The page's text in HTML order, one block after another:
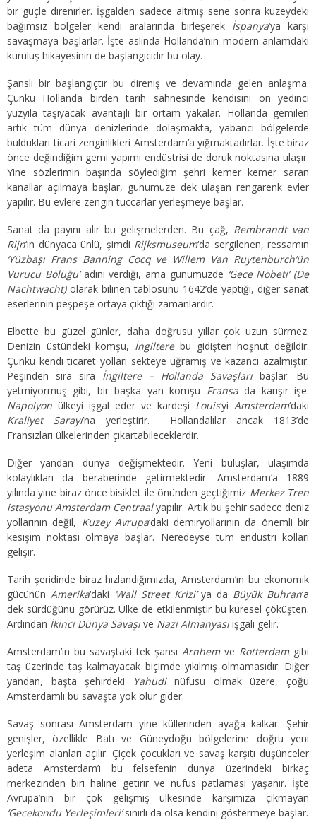
bir güçle direnirler. İşgalden sadece altmış sene sonra kuzeydeki
bağımsız bölgeler kendi aralarında birleşerek İspanya‘ya karşı
savaşmaya başlarlar. İşte aslında Hollanda’nın modern anlamdaki
kuruluş hikayesinin de başlangıcıdır bu olay.
Şanslı bir başlangıçtır bu direniş ve devamında gelen anlaşma.
Çünkü Hollanda birden tarih sahnesinde kendisini on yedinci
yüzyıla taşıyacak avantajlı bir ortam yakalar. Hollanda gemileri
artık tüm dünya denizlerinde dolaşmakta, yabancı bölgelerde
buldukları ticari zenginlikleri Amsterdam’a yığmaktadırlar. İşte biraz
önce değindiğim gemi yapımı endüstrisi de doruk noktasına ulaşır.
Yine sözlerimin başında söylediğim şehri kemer kemer saran
kanallar açılmaya başlar, günümüze dek ulaşan rengarenk evler
yapılır. Bu evlere zengin tüccarlar yerleşmeye başlar.
Sanat da payını alır bu gelişmelerden. Bu çağ, Rembrandt van
Rijn‘in dünyaca ünlü, şimdi Rijksmuseum‘da sergilenen, ressamın
‘Yüzbaşı Frans Banning Cocq ve Willem Van Ruytenburch’ün
Vurucu Bölüğü’adını verdiği, ama günümüzde ‘Gece Nöbeti’ (De
Nachtwacht) olarak bilinen tablosunu 1642’de yaptığı, diğer sanat
eserlerinin peşpeşe ortaya çıktığı zamanlardır.
Elbette bu güzel günler, daha doğrusu yıllar çok uzun sürmez.
Denizin üstündeki komşu, İngilterebu gidişten hoşnut değildir.
Çünkü kendi ticaret yolları sekteye uğramış ve kazancı azalmıştır.
Peşinden sıra sıra İngiltere – Hollanda Savaşları başlar. Bu
yetmiyormuş gibi, bir başka yan komşu Fransa da karışır işe.
Napolyon ülkeyi işgal eder ve kardeşi Louis‘yi Amsterdam‘daki
Kraliyet Sarayı’na yerleştirir. Hollandalılar ancak 1813’de
Fransızları ülkelerinden çıkartabileceklerdir.
Diğer yandan dünya değişmektedir. Yeni buluşlar, ulaşımda
kolaylıkları da beraberinde getirmektedir. Amsterdam’a 1889
yılında yine biraz önce bisiklet ile önünden geçtiğimiz Merkez Tren
istasyonu Amsterdam Centraalyapılır. Artık bu şehir sadece deniz
yollarının değil, Kuzey Avrupa‘daki demiryollarının da önemli bir
kesişim noktası olmaya başlar. Neredeyse tüm endüstri kolları
gelişir.
Tarih şeridinde biraz hızlandığımızda, Amsterdam’ın bu ekonomik
gücünün Amerika‘daki ‘Wall Street Krizi’ya da Büyük Buhran‘a
dek sürdüğünü görürüz. Ülke de etkilenmiştir bu küresel çöküşten.
Ardından İkinci Dünya Savaşı ve Nazi Almanyası işgali gelir.
Amsterdam’ın bu savaştaki tek şansı Arnhemve Rotterdamgibi
taş üzerinde taş kalmayacak biçimde yıkılmış olmamasıdır. Diğer
yandan, başta şehirdeki
Yahudinüfusu olmak üzere, çoğu
Amsterdamlı bu savaşta yok olur gider.
Savaş sonrası Amsterdam yine küllerinden ayağa kalkar. Şehir
genişler, özellikle Batı ve Güneydoğu bölgelerine doğru yeni
yerleşim alanları açılır. Çiçek çocukları ve savaş karşıtı düşünceler
adeta Amsterdam’ı bu felsefenin dünya üzerindeki birkaç
merkezinden biri haline getirir ve nüfus patlaması yaşanır. İşte
Avrupa’nın bir çok gelişmiş ülkesinde karşımıza çıkmayan
‘Gecekondu Yerleşimleri’sınırlı da olsa kendini göstermeye başlar.